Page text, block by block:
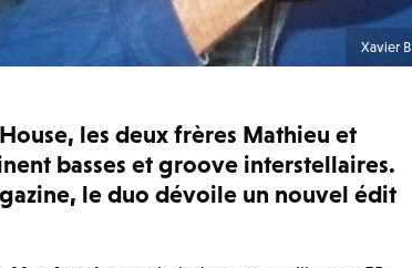
Xavier B
les deux frères Mathieu et
basses et groove interstellaires.
le duo dévoile un nouvel édit